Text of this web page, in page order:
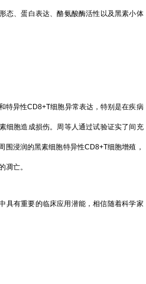
态、蛋白表达、酪氨酸酶活性以及黑素小体
特异性CD8+T细胞异常表达，特别是在疾病
细胞造成损伤。周等人通过试验证实了间充
围浸润的黑素细胞特异性CD8+T细胞增殖，
凋亡。
具有重要的临床应用潜能，相信随着科学家